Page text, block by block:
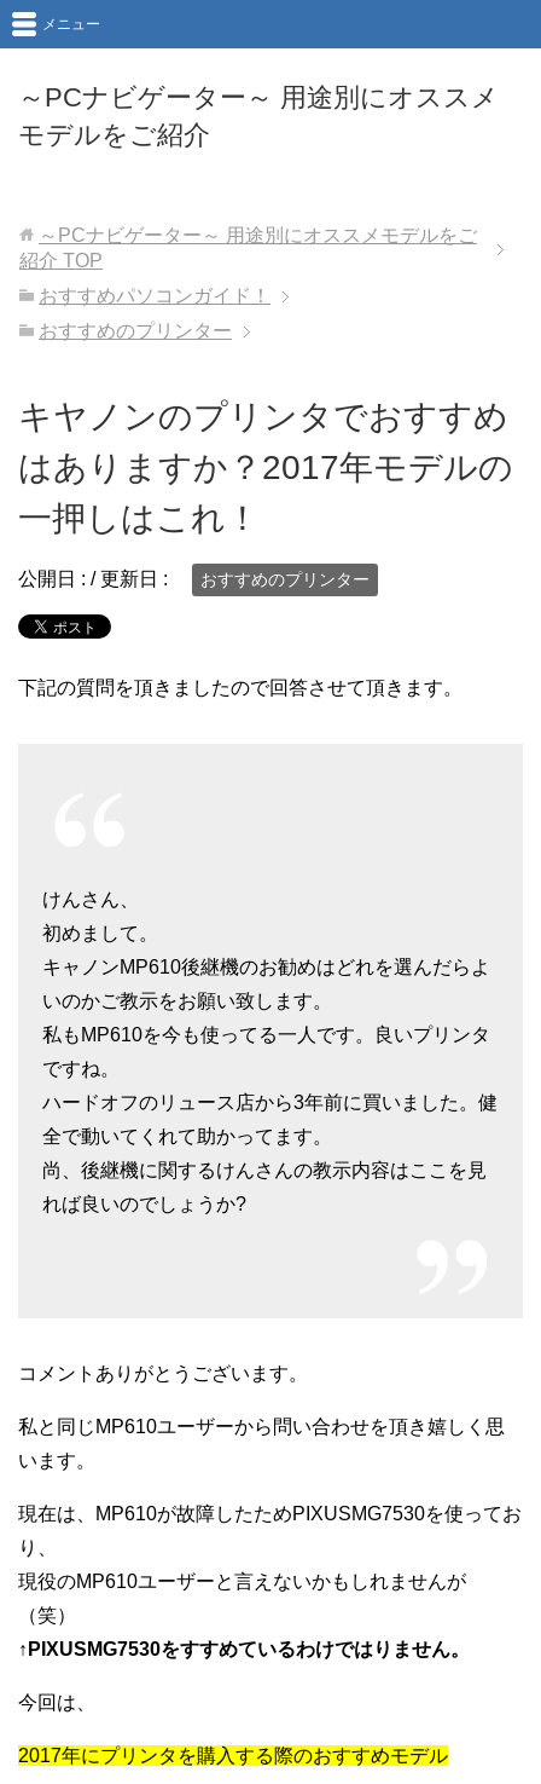
～PCナビゲーター～ 用途別にオススメ
モデルをご紹介
メニュー
～PCナビゲーター～ 用途別にオススメモデルをご
紹介 TOP
おすすめパソコンガイド！
おすすめのプリンター
キヤノンのプリンタでおすすめ
はありますか？2017年モデルの
一押しはこれ！
公開日 : / 更新日 : おすすめのプリンター
下記の質問を頂きましたので回答させて頂きます。
けんさん、
初めまして。
キャノンMP610後継機のお勧めはどれを選んだらよ
いのかご教示をお願い致します。
私もMP610を今も使ってる一人です。良いプリンタ
ですね。
ハードオフのリュース店から3年前に買いました。健
全で動いてくれて助かってます。
尚、後継機に関するけんさんの教示内容はここを見
れば良いのでしょうか?
コメントありがとうございます。
私と同じMP610ユーザーから問い合わせを頂き嬉しく思
います。
現在は、MP610が故障したためPIXUSMG7530を使ってお
り、
現役のMP610ユーザーと言えないかもしれませんが
（笑）
↑PIXUSMG7530をすすめているわけではりません。
今回は、
2017年にプリンタを購入する際のおすすめモデル